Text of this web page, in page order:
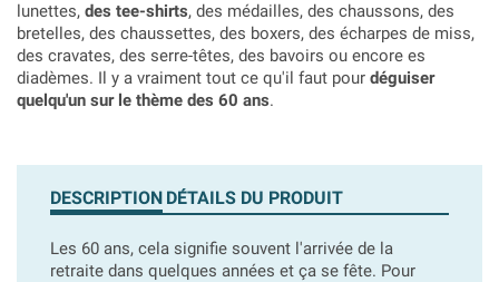
lunettes, des tee-shirts, des médailles, des chaussons, des
bretelles, des chaussettes, des boxers, des écharpes de miss,
des cravates, des serre-têtes, des bavoirs ou encore es
diadèmes. Il y a vraiment tout ce qu'il faut pour déguiser
quelqu'un sur le thème des 60 ans.
DESCRIPTION DÉTAILS DU PRODUIT
Les 60 ans, cela signifie souvent l'arrivée de la
retraite dans quelques années et ça se fête. Pour